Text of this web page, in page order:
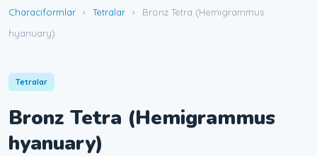
Characiformlar › Tetralar ›
Bronz Tetra (Hemigrammus
hyanuary)
Tetralar
Bronz Tetra (Hemigrammus
hyanuary)